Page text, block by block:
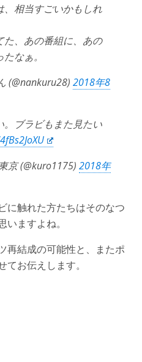
、相当すごいかもしれ
た、あの番組に、あの
なぁ。
(@nankuru28) 2018年8
。ブラビもまた見たい
京 (@kuro1175) 2018年
に触れた方たちはそのなつ
ますよね。
再結成の可能性と、またポ
お伝えします。